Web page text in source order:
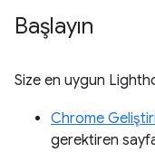
Başlayın
Size en uygun
Chrome
gerektiren